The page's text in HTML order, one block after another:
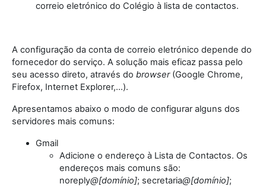
correio eletrónico do Colégio à lista de contactos.
A configuração da conta de correio eletrónico depende do
fornecedor do serviço. A solução mais eficaz passa pelo
seu acesso direto, através do browser(Google Chrome,
Firefox, Internet Explorer,…).
Apresentamos abaixo o modo de configurar alguns dos
servidores mais comuns:
Gmail
Adicione o endereço à Lista de Contactos. Os
endereços mais comuns são:
noreply@[domínio]; secretaria@[domínio];